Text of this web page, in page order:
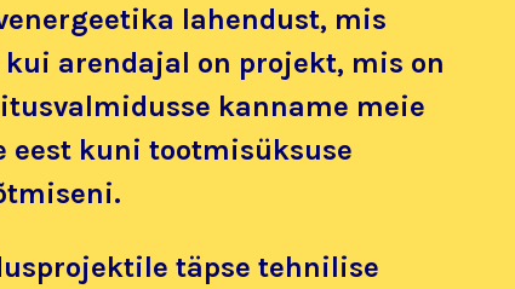
lahendust, mis
arendajal on projekt, mis on
kanname meie
eest kuni tootmisüksuse
täpse tehnilise